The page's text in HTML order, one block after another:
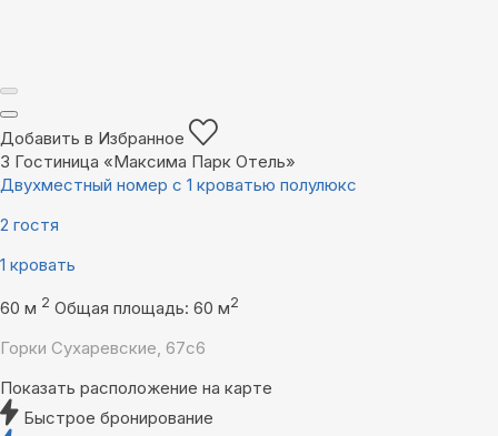
Добавить в Избранное
3 Гостиница «Максима Парк Отель»
Двухместный номер с 1 кроватью полулюкс
2 гостя
1 кровать
60 м 2 Общая площадь: 60 м2
Горки Сухаревские, 67с6
Показать расположение на карте
Быстрое бронирование